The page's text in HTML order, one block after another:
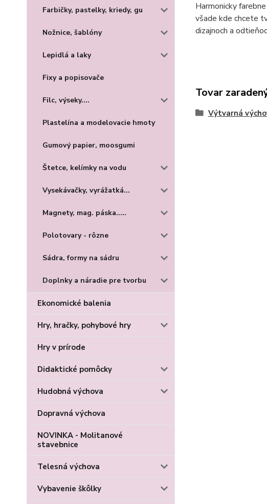
Farbičky, pastelky, kriedy, gu
Nožnice, šablóny
Lepidlá a laky
Fixy a popisovače
Filc, výseky....
Plastelína a modelovacie hmoty
Gumový papier, moosgumi
Štetce, kelímky na vodu
Vysekávačky, vyrážatká...
Magnety, mag. páska.....
Polotovary - rôzne
Sádra, formy na sádru
Doplnky a náradie pre tvorbu
Ekonomické balenia
Hry, hračky, pohybové hry
Hry v prírode
Didaktické pomôcky
Hudobná výchova
Dopravná výchova
NOVINKA - Molitanové
stavebnice
Telesná výchova
Vybavenie škôlky
Harmonicky
všade kde chcete
dizajnoch a
Tovar
Výtvarná